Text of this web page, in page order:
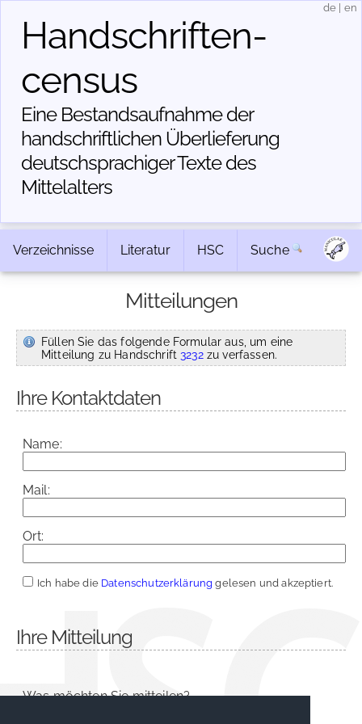
Handschriften­
census
Eine Bestandsaufnahme der
handschriftlichen Über­lieferung
deutschsprachiger Texte des
Mittelalters
de en
Verzeichnisse Literatur HSC Suche
Mitteilungen
Füllen Sie das folgende Formular aus, um eine
Mitteilung zu Handschrift3232zu verfassen.
Ihre Kontaktdaten
Name:
Mail:
Ort:
Ich habe die Datenschutzerklärung gelesen und akzeptiert.
Ihre Mitteilung
Was möchten Sie mitteilen?